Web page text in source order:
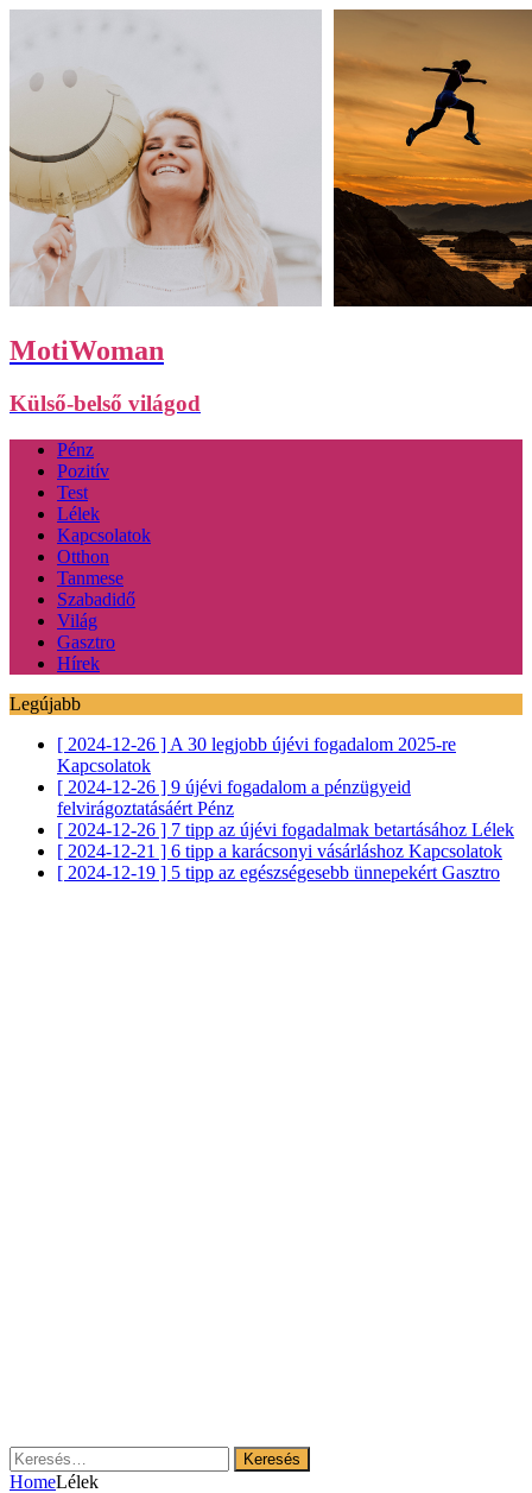
MotiWoman
Külső-belső világod
Pénz
Pozitív
Test
Lélek
Kapcsolatok
Otthon
Tanmese
Szabadidő
Világ
Gasztro
Hírek
Legújabb
[ 2024-12-26 ] A 30 legjobb újévi fogadalom 2025-re
Kapcsolatok
[ 2024-12-26 ] 9 újévi fogadalom a pénzügyeid
felvirágoztatásáért Pénz
[ 2024-12-26 ] 7 tipp az újévi fogadalmak betartásához Lélek
[ 2024-12-21 ] 6 tipp a karácsonyi vásárláshoz Kapcsolatok
[ 2024-12-19 ] 5 tipp az egészségesebb ünnepekért Gasztro
Keresés:
HomeLélek